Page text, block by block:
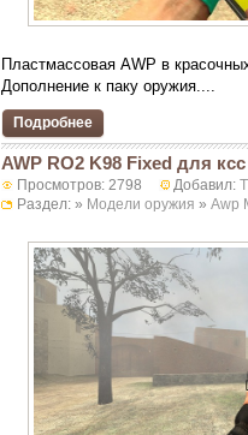
Пластмассовая AWP в
Дополнение к паку оружия....
Подробнее
AWP RO2 K98 Fixed для ксс
Просмотров: 2798 Добавил:
Раздел: » Модели оружия » Awp